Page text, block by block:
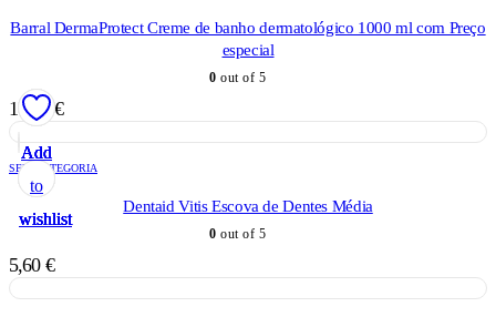
Add
to
wishlist
Barral DermaProtect Creme de banho dermatológico 1000 ml com Preço
especial
0 out of 5
14,90€
Add
to
wishlist
SEM CATEGORIA
Dentaid Vitis Escova de Dentes Média
0 out of 5
5,60 €
Add
to
wishlist
Add
to
wishlist
Add
to
wishlist